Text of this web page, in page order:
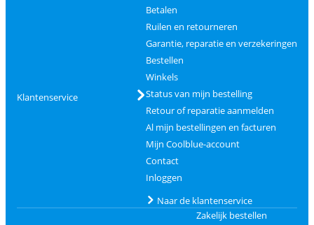
Klantenservice
Betalen
Ruilen en retourneren
Garantie, reparatie en verzekeringen
Bestellen
Winkels
Status van mijn bestelling
Retour of reparatie aanmelden
Al mijn bestellingen en facturen
Mijn Coolblue-account
Contact
Inloggen
Naar de klantenservice
Zakelijk bestellen